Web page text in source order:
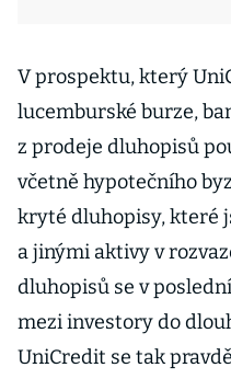
V prospektu, který
lucemburské burze,
z prodeje dluhopisů
včetně hypotečního
kryté dluhopisy, které
a jinými aktivy v
dluhopisů se v
mezi investory do
UniCredit se tak